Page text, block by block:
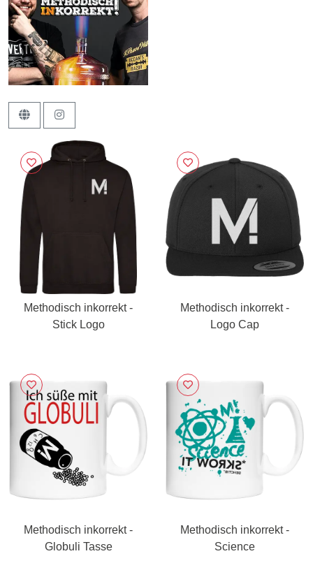
Methodisch inkorrekt -
Stick Logo
Methodisch inkorrekt -
Logo Cap
Methodisch inkorrekt -
Globuli Tasse
Methodisch inkorrekt -
Science